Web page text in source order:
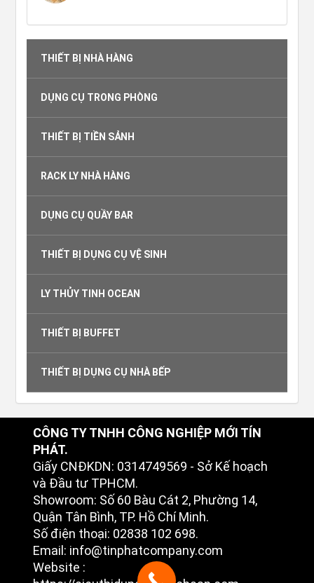
THIẾT BỊ NHÀ HÀNG
DỤNG CỤ TRONG PHÒNG
THIẾT BỊ TIỀN SẢNH
RACK LY NHÀ HÀNG
DỤNG CỤ QUẦY BAR
THIẾT BỊ DỤNG CỤ VỆ SINH
LY THỦY TINH OCEAN
THIẾT BỊ BUFFET
THIẾT BỊ DỤNG CỤ NHÀ BẾP
CÔNG TY TNHH CÔNG NGHIỆP MỚI TÍN
PHÁT.
Giấy CNĐKDN: 0314749569 - Sở Kế hoạch
và Đầu tư TPHCM.
Showroom: Số 60 Bàu Cát 2, Phường 14,
Quận Tân Bình, TP. Hồ Chí Minh.
Số điện thoại: 02838 102 698.
Email: info@tinphatcompany.com
Website :